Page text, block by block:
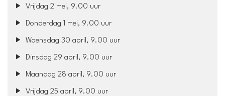
Vrijdag 2 mei, 9.00 uur
Donderdag 1 mei, 9.00 uur
Woensdag 30 april, 9.00 uur
Dinsdag 29 april, 9.00 uur
Maandag 28 april, 9.00 uur
Vrijdag 25 april, 9.00 uur